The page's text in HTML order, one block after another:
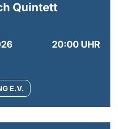
Quintett
20:00 UHR
E.V.